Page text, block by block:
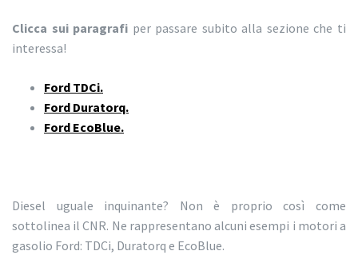
Clicca sui paragrafi per passare subito alla sezione che ti
interessa!
Ford TDCi.
Ford Duratorq.
Ford EcoBlue.
Diesel uguale inquinante? Non è proprio così come
sottolinea il CNR. Ne rappresentano alcuni esempi i motori a
gasolio Ford: TDCi, Duratorq e EcoBlue.